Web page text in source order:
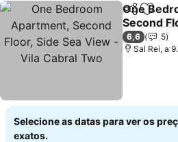
Partilhar
One
Second
View -
Ver preços
6,6
5
Sal Rei, a
Selecione as datas para ver os
exatos.